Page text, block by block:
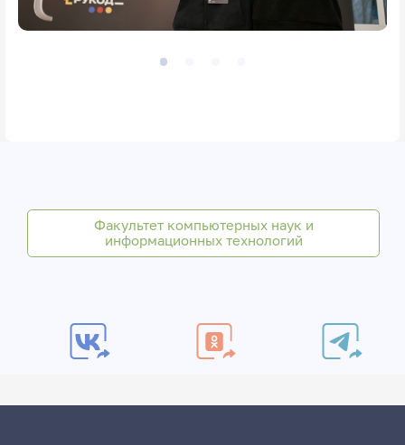
Факультет компьютерных наук и
информационных технологий